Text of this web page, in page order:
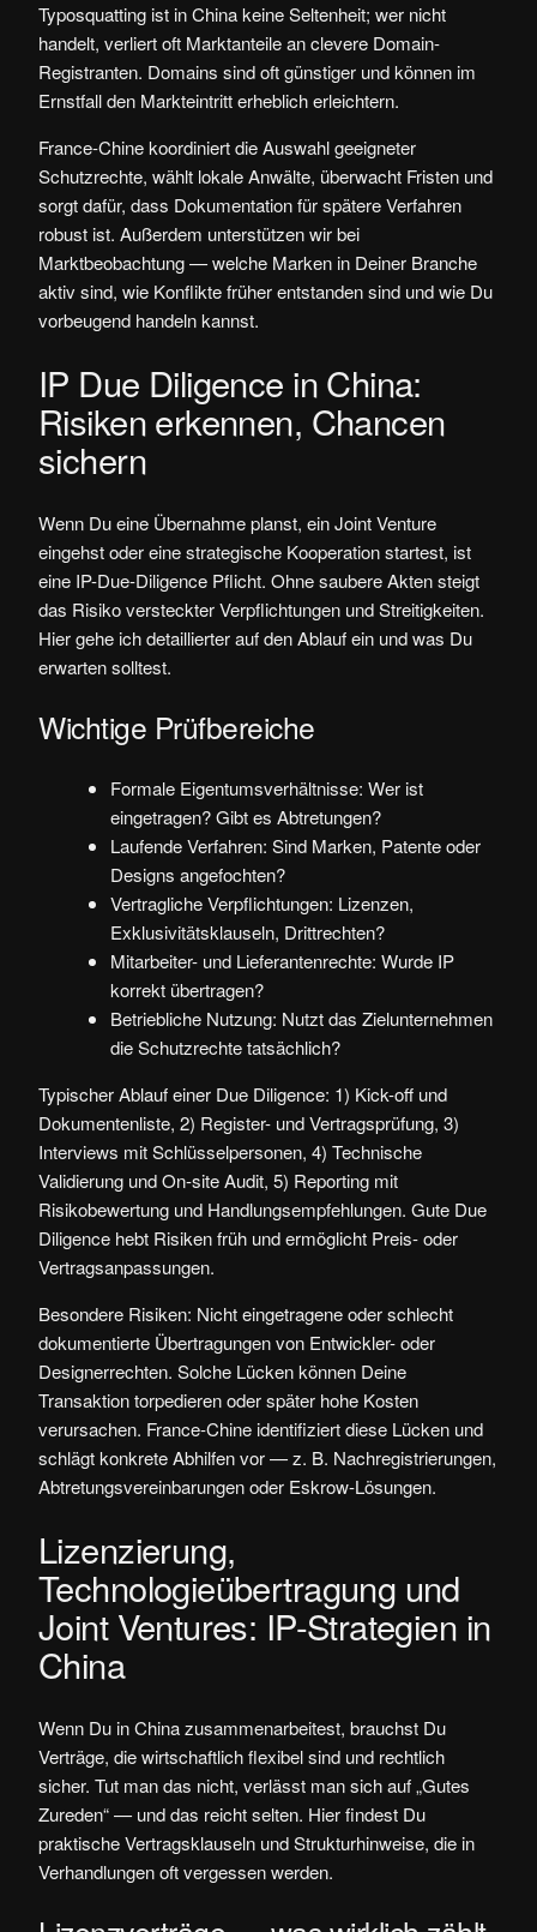
Typosquatting ist in China keine Seltenheit; wer nicht
handelt, verliert oft Marktanteile an clevere Domain-
Registranten. Domains sind oft günstiger und können im
Ernstfall den Markteintritt erheblich erleichtern.
France-Chine koordiniert die Auswahl geeigneter
Schutzrechte, wählt lokale Anwälte, überwacht Fristen und
sorgt dafür, dass Dokumentation für spätere Verfahren
robust ist. Außerdem unterstützen wir bei
Marktbeobachtung — welche Marken in Deiner Branche
aktiv sind, wie Konflikte früher entstanden sind und wie Du
vorbeugend handeln kannst.
IP Due Diligence in China:
Risiken erkennen, Chancen
sichern
Wenn Du eine Übernahme planst, ein Joint Venture
eingehst oder eine strategische Kooperation startest, ist
eine IP-Due-Diligence Pflicht. Ohne saubere Akten steigt
das Risiko versteckter Verpflichtungen und Streitigkeiten.
Hier gehe ich detaillierter auf den Ablauf ein und was Du
erwarten solltest.
Wichtige Prüfbereiche
Formale Eigentumsverhältnisse: Wer ist
eingetragen? Gibt es Abtretungen?
Laufende Verfahren: Sind Marken, Patente oder
Designs angefochten?
Vertragliche Verpflichtungen: Lizenzen,
Exklusivitätsklauseln, Drittrechten?
Mitarbeiter- und Lieferantenrechte: Wurde IP
korrekt übertragen?
Betriebliche Nutzung: Nutzt das Zielunternehmen
die Schutzrechte tatsächlich?
Typischer Ablauf einer Due Diligence: 1) Kick-off und
Dokumentenliste, 2) Register- und Vertragsprüfung, 3)
Interviews mit Schlüsselpersonen, 4) Technische
Validierung und On-site Audit, 5) Reporting mit
Risikobewertung und Handlungsempfehlungen. Gute Due
Diligence hebt Risiken früh und ermöglicht Preis- oder
Vertragsanpassungen.
Besondere Risiken: Nicht eingetragene oder schlecht
dokumentierte Übertragungen von Entwickler- oder
Designerrechten. Solche Lücken können Deine
Transaktion torpedieren oder später hohe Kosten
verursachen. France-Chine identifiziert diese Lücken und
schlägt konkrete Abhilfen vor — z. B. Nachregistrierungen,
Abtretungsvereinbarungen oder Eskrow-Lösungen.
Lizenzierung,
Technologieübertragung und
Joint Ventures: IP-Strategien in
China
Wenn Du in China zusammenarbeitest, brauchst Du
Verträge, die wirtschaftlich flexibel sind und rechtlich
sicher. Tut man das nicht, verlässt man sich auf „Gutes
Zureden“ — und das reicht selten. Hier findest Du
praktische Vertragsklauseln und Strukturhinweise, die in
Verhandlungen oft vergessen werden.